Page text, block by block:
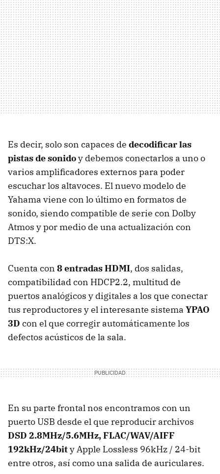
Es decir, solo son capaces de decodificar las
pistas de sonidoy debemos conectarlos a uno o
varios amplificadores externos para poder
escuchar los altavoces. El nuevo modelo de
Yahama viene con lo último en formatos de
sonido, siendo compatible de serie con Dolby
Atmos y por medio de una actualización con
DTS:X.
Cuenta con 8 entradas HDMI, dos salidas,
compatibilidad con HDCP2.2, multitud de
puertos analógicos y digitales a los que conectar
tus reproductores y el interesante sistema YPAO
3D con el que corregir automáticamente los
defectos acústicos de la sala.
En su parte frontal nos encontramos con un
puerto USB desde el que reproducir archivos
DSD 2.8MHz/5.6MHz, FLAC/WAV/AIFF
192kHz/24bity Apple Lossless 96kHz / 24-bit
entre otros, así como una salida de auriculares.